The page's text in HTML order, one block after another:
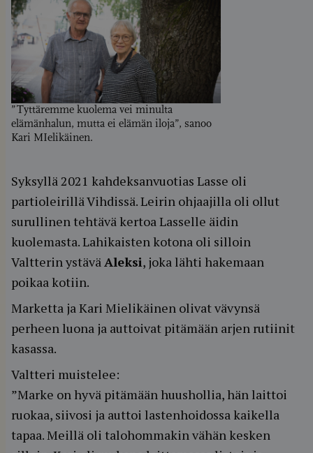
”Tyttäremme kuolema vei minulta
elämänhalun, mutta ei elämän iloja”, sanoo
Kari MIelikäinen.
Syksyllä 2021 kahdeksanvuotias Lasse oli
partioleirillä Vihdissä. Leirin ohjaajilla oli ollut
surullinen tehtävä kertoa Lasselle äidin
kuolemasta. Lahikaisten kotona oli silloin
Valtterin ystävä Aleksi, joka lähti hakemaan
poikaa kotiin.
Marketta ja Kari Mielikäinen olivat vävynsä
perheen luona ja auttoivat pitämään arjen rutiinit
kasassa.
Valtteri muistelee:
”Marke on hyvä pitämään huushollia, hän laittoi
ruokaa, siivosi ja auttoi lastenhoidossa kaikella
tapaa. Meillä oli talohommakin vähän kesken